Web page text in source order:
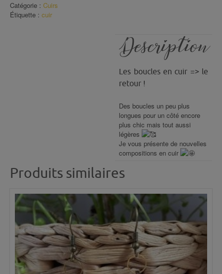
CUIR
Dorées
Catégorie : Cuirs
Étiquette : cuir
Description
Les boucles en cuir => le
retour !
Des boucles un peu plus
longues pour un côté encore
plus chic mais tout aussi
légères
Je vous présente de nouvelles
compositions en cuir
Produits similaires